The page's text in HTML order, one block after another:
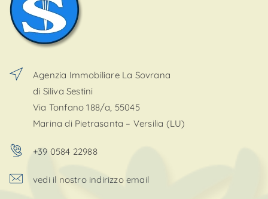
Agenzia Immobiliare La Sovrana
di Siliva Sestini
Via Tonfano 188/a, 55045
Marina di Pietrasanta – Versilia (LU)
+39 0584 22988
vedi il nostro indirizzo email